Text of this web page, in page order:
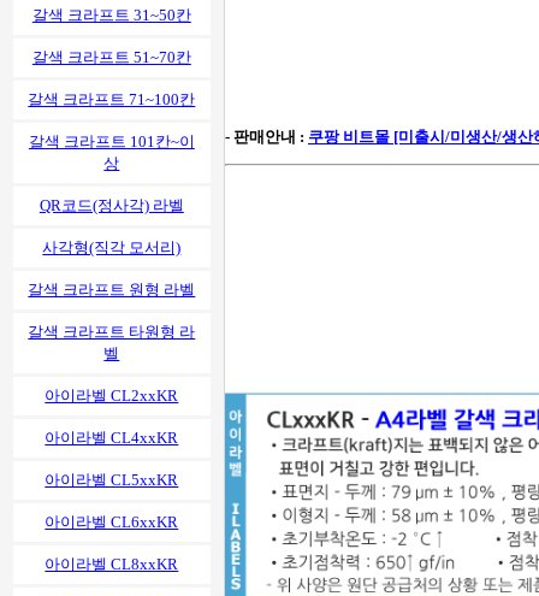
갈색 크라프트 31~50칸
갈색 크라프트 51~70칸
갈색 크라프트 71~100칸
갈색 크라프트 101칸~이
상
QR코드(정사각) 라벨
사각형(직각 모서리)
갈색 크라프트 원형 라벨
갈색 크라프트 타원형 라
벨
아이라벨 CL2xxKR
아이라벨 CL4xxKR
아이라벨 CL5xxKR
아이라벨 CL6xxKR
아이라벨 CL8xxKR
- 판매안내 : 쿠팡 비트몰 [미출시/미생산/생